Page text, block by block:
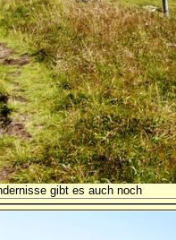
gibt es auch noch